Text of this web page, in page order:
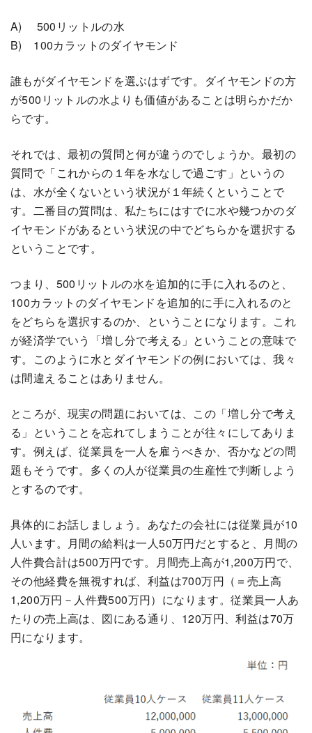
A) 500リットルの水
B) 100カラットのダイヤモンド
誰もがダイヤモンドを選ぶはずです。ダイヤモンドの方
が500リットルの水よりも価値があることは明らかだか
らです。
それでは、最初の質問と何が違うのでしょうか。最初の
質問で「これからの１年を水なしで過ごす」というの
は、水が全くないという状況が１年続くということで
す。二番目の質問は、私たちにはすでに水や幾つかのダ
イヤモンドがあるという状況の中でどちらかを選択する
ということです。
つまり、500リットルの水を追加的に手に入れるのと、
100カラットのダイヤモンドを追加的に手に入れるのと
をどちらを選択するのか、ということになります。これ
が経済学でいう「増し分で考える」ということの意味で
す。このように水とダイヤモンドの例においては、我々
は間違えることはありません。
ところが、現実の問題においては、この「増し分で考え
る」ということを忘れてしまうことが往々にしてありま
す。例えば、従業員を一人を雇うべきか、否かなどの問
題もそうです。多くの人が従業員の生産性で判断しよう
とするのです。
具体的にお話しましょう。あなたの会社には従業員が10
人います。月間の給料は一人50万円だとすると、月間の
人件費合計は500万円です。月間売上高が1,200万円で、
その他経費を無視すれば、利益は700万円（＝売上高
1,200万円－人件費500万円）になります。従業員一人あ
たりの売上高は、図にある通り、120万円、利益は70万
円になります。